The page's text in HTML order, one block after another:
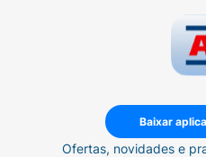
Baixar
Ofertas, novidades e